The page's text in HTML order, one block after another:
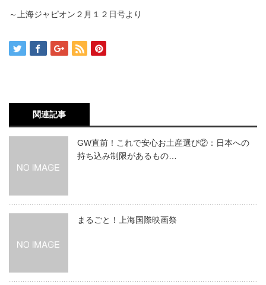
～上海ジャピオン２月１２日号より
関連記事
GW直前！これで安心お土産選び②：日本への
持ち込み制限があるもの…
まるごと！上海国際映画祭